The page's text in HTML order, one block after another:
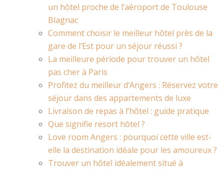
un hôtel proche de l’aéroport de Toulouse
Blagnac
Comment choisir le meilleur hôtel près de la
gare de l’Est pour un séjour réussi ?
La meilleure période pour trouver un hôtel
pas cher à Paris
Profitez du meilleur d’Angers : Réservez votre
séjour dans des appartements de luxe
Livraison de repas à l’hôtel : guide pratique
Que signifie resort hôtel ?
Love room Angers : pourquoi cette ville est-
elle la destination idéale pour les amoureux ?
Trouver un hôtel idéalement situé à